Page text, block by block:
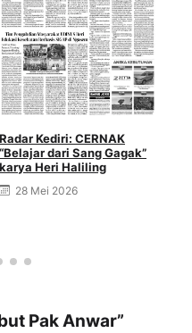
Radar Kediri: CERNAK
“Belajar dari Sang Gagak”
karya Heri Haliling
28 Mei 2026
Pak Anwar”